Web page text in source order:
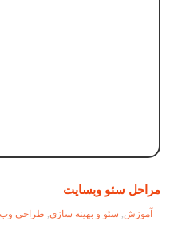
مراحل سئو وبسایت
آموزش سئو و بهینه سازی طراحی وب